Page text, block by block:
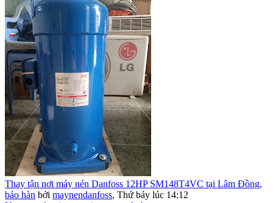
Thay tận nơi máy nén Danfoss 12HP SM148T4VC tại Lâm Đồng,
bảo hàn bởi maynendanfoss, Thứ bảy lúc 14:12